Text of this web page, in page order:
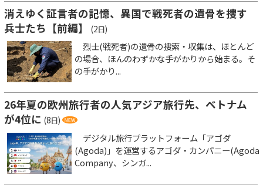
消えゆく証言者の記憶、異国で戦死者の遺骨を捜す
兵士たち【前編】
(2日)
烈士(戦死者)の遺骨の捜索・収集は、ほとんど
の場合、ほんのわずかな手がかりから始まる。そ
の手がかり...
26年夏の欧州旅行者の人気アジア旅行先、ベトナム
が4位に (8日)
デジタル旅行プラットフォーム「アゴダ
(Agoda)」を運営するアゴダ・カンパニー(Agoda
Company、シンガ...